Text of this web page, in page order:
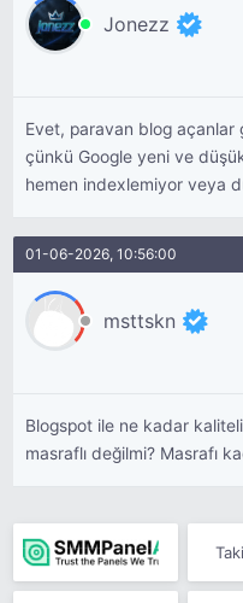
Jonezz
Evet, paravan blog açanlar
çünkü Google yeni ve
hemen indexlemiyor veya
01-06-2026, 10:56:00
msttskn
Blogspot ile ne kadar
masraflı değilmi? Masrafı